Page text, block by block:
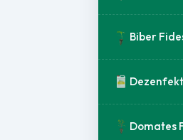
Biber
Domates